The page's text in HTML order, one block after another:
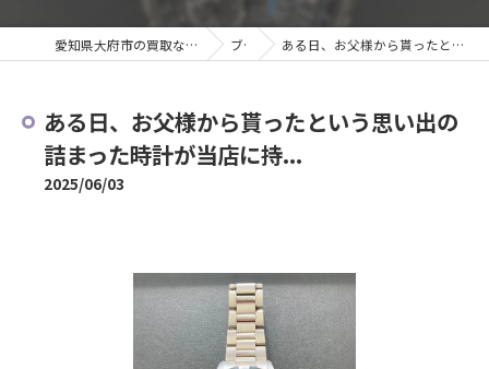
愛知県大府市の買取なら買取大吉 大府共栄町3丁目店 ブログ ある日、お父様から貰ったという思い出の詰まった時計が当店に持...
ある日、お父様から貰ったという思い出の
詰まった時計が当店に持...
2025/06/03